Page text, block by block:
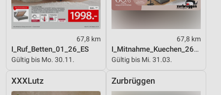
67,8 km
I_Ruf_Betten_01_26_ES
Gültig bis Mo. 30.11.
67,8 km
I_Mitnahme_Kuechen_26_ES
Gültig bis Mi. 31.03.
XXXLutz Zurbrüggen